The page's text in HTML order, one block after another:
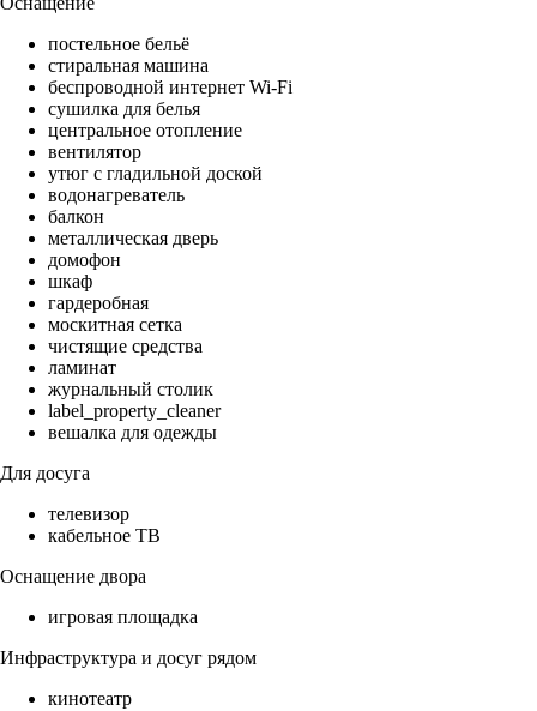
постельное бельё
стиральная машина
беспроводной интернет Wi-Fi
сушилка для белья
центральное отопление
вентилятор
утюг с гладильной доской
водонагреватель
балкон
металлическая дверь
домофон
шкаф
гардеробная
москитная сетка
чистящие средства
ламинат
журнальный столик
label_property_cleaner
вешалка для одежды
Для досуга
телевизор
кабельное ТВ
Оснащение двора
игровая площадка
Инфраструктура и досуг рядом
кинотеатр